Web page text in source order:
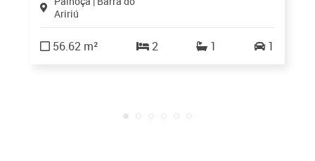
Aririú
56.62 m² 2 1 1